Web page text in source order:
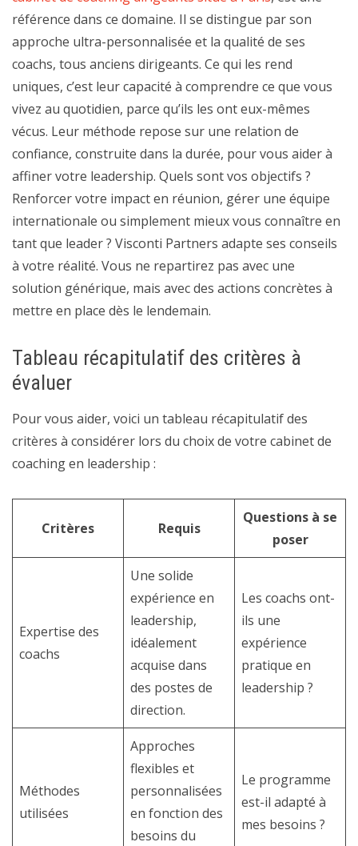
référence dans ce domaine. Il se distingue par son
approche ultra-personnalisée et la qualité de ses
coachs, tous anciens dirigeants. Ce qui les rend
uniques, c’est leur capacité à comprendre ce que vous
vivez au quotidien, parce qu’ils les ont eux-mêmes
vécus. Leur méthode repose sur une relation de
confiance, construite dans la durée, pour vous aider à
affiner votre leadership. Quels sont vos objectifs ?
Renforcer votre impact en réunion, gérer une équipe
internationale ou simplement mieux vous connaître en
tant que leader ? Visconti Partners adapte ses conseils
à votre réalité. Vous ne repartirez pas avec une
solution générique, mais avec des actions concrètes à
mettre en place dès le lendemain.
Tableau récapitulatif des critères à
évaluer
Pour vous aider, voici un tableau récapitulatif des
critères à considérer lors du choix de votre cabinet de
coaching en leadership :
Critères Requis
Questions à se
poser
Expertise des
coachs
Une solide
expérience en
leadership,
idéalement
acquise dans
des postes de
direction.
Les coachs ont-
ils une
expérience
pratique en
leadership ?
Méthodes
utilisées
Approches
flexibles et
personnalisées
en fonction des
besoins du
Le programme
est-il adapté à
mes besoins ?